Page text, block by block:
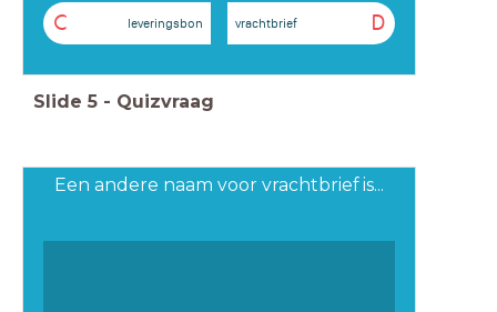
C leveringsbon D
vrachtbrief
Slide 5 - Quizvraag
Een andere naam voor vrachtbrief is...